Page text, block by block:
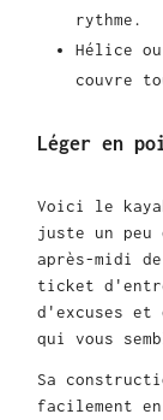
rythme.
Hélice ou
couvre
Léger en
Voici le
juste un peu
après-midi
ticket
d'excuses et
qui vous
Sa
facilement